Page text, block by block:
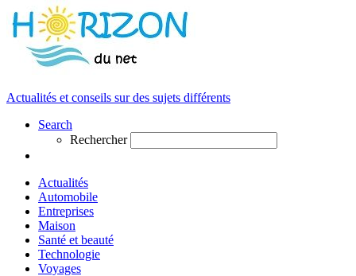
Actualités et conseils sur des sujets différents
Search
Rechercher
Actualités
Automobile
Entreprises
Maison
Santé et beauté
Technologie
Voyages